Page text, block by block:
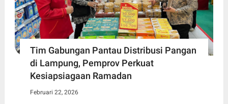
Tim Gabungan Pantau Distribusi Pangan
di Lampung, Pemprov Perkuat
Kesiapsiagaan Ramadan
Februari 22, 2026